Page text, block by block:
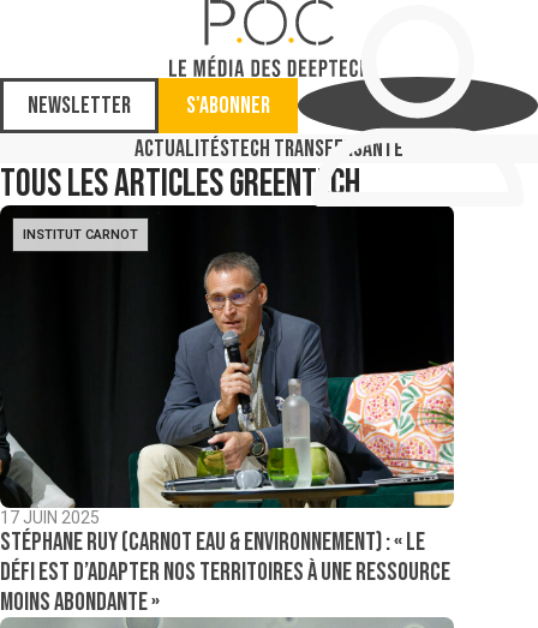
Newsletter
S'abonner
ActualitésTech TransferSanté
Tous les articlesGreentech
INSTITUT CARNOT
17 JUIN 2025
Stéphane Ruy (Carnot Eau & Environnement) : « Le
défi est d’adapter nos territoires à une ressource
moins abondante »